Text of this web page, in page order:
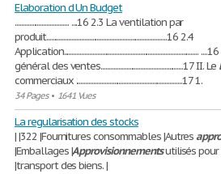
Elaboration d Un Budget
.................................. ....16 2.3 La ventilation par
produit............................................................................16 2.4
général des ventes....................................................17 II. Le
commerciaux ...................................................................17 1.
34 Pages• 1641 Vues
La regularisation des stocks
| |322 |Fournitures consommables |Autres
|Emballages |Approvisionnementsutilisés pour
|transport des biens. |